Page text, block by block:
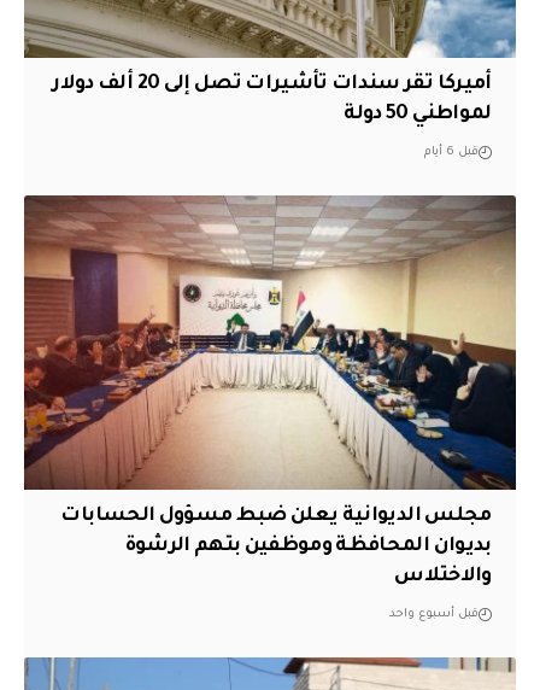
أميركا تقر سندات تأشيرات تصل إلى 20 ألف دولار
لمواطني 50 دولة
قبل 6 أيام
مجلس الديوانية يعلن ضبط مسؤول الحسابات
بديوان المحافظة وموظفين بتهم الرشوة
والاختلاس
قبل أسبوع واحد